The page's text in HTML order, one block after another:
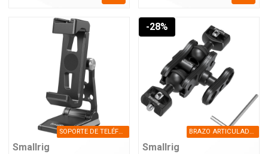
SOPORTE DE TELÉFONO CON ARCA-SWISS
Smallrig
-28%
BRAZO ARTICULADO DE DOBLE RÓTULA
Smallrig